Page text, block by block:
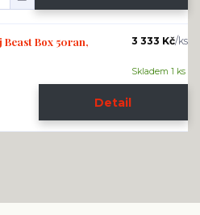
Box 50ran,
3 333 Kč/ks
Skladem 1 ks
Detail